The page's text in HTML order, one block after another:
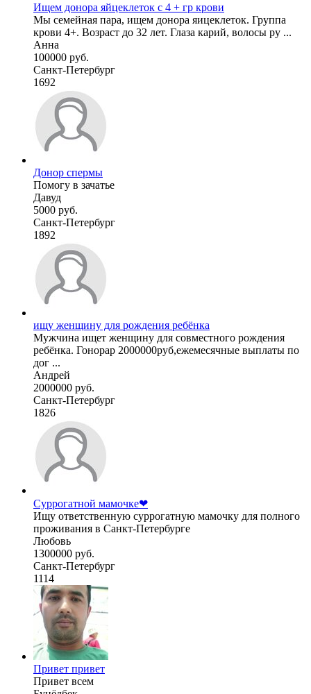
Ищем донора яйцеклеток с 4 + гр крови
Мы семейная пара, ищем донора яицеклеток. Группа
крови 4+. Возраст до 32 лет. Глаза карий, волосы ру ...
Анна
100000 руб.
Санкт-Петербург
1692
Донор спермы
Помогу в зачатье
Давуд
5000 руб.
Санкт-Петербург
1892
ищу женщину для рождения ребёнка
Мужчина ищет женщину для совместного рождения
ребёнка. Гонорар 2000000руб,ежемесячные выплаты по
дог ...
Андрей
2000000 руб.
Санкт-Петербург
1826
Суррогатной мамочке❤
Ищу ответственную суррогатную мамочку для полного
проживания в Санкт-Петербурге
Любовь
1300000 руб.
Санкт-Петербург
1114
Привет привет
Привет всем